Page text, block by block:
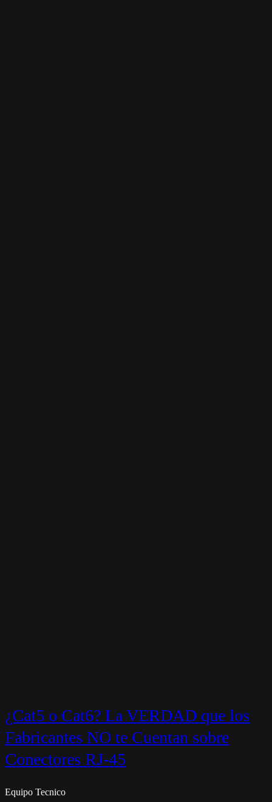
¿Cat5 o Cat6? La VERDAD que los
Fabricantes NO te Cuentan sobre
Conectores RJ-45
Equipo Tecnico